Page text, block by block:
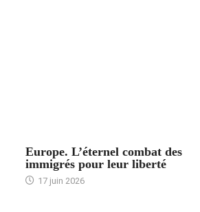
Europe. L’éternel combat des
immigrés pour leur liberté
17 juin 2026